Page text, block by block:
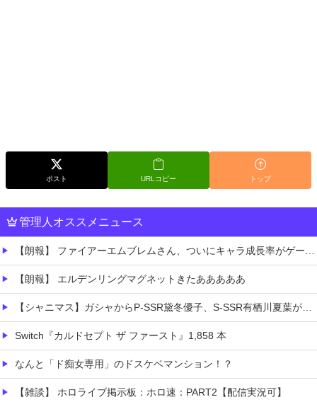
ポスト URLコピー トップ
管理人オススメニュース
【朗報】 ファイアーエムブレムさん、ついにキャラ成長率がゲーム内で見れるようになる
【朗報】 エルデンリングマグネットきたあああああ
【シャニマス】ガシャからP-SSR黛冬優子、S-SSR有栖川夏葉が登場！イベントS-SR福丸小糸！
Switch『カルドセプト ザ ファースト』1,858 本
なんと「ド痴女専用」のドスケベマンション！？
【雑談】 ホロライブ掲示板：ホロ速：PART2【配信実況可】